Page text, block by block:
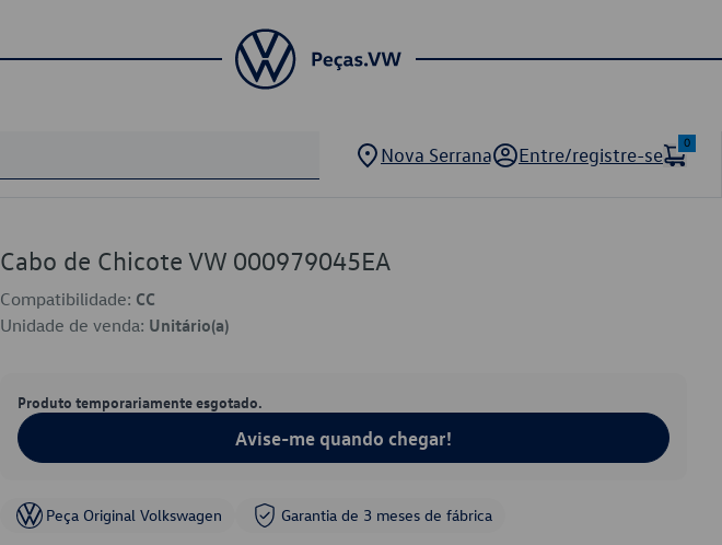
Nova Serrana Entre/registre-se
0
Cabo de Chicote VW 000979045EA
Compatibilidade: CC
Unidade de venda: Unitário(a)
Produto temporariamente esgotado.
Avise-me quando chegar!
Peça Original Volkswagen Garantia de 3 meses de fábrica